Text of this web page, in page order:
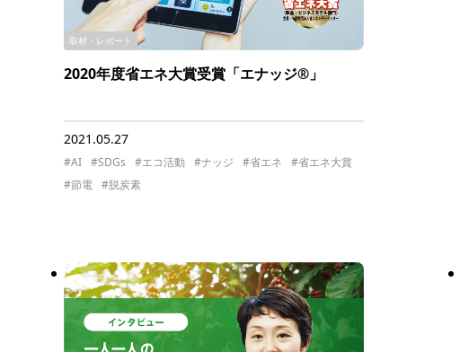
取材・レポート
2020年度省エネ大賞受賞「エナッジ®」
2021.05.27
#AI #SDGs #エコ活動 #ナッジ #省エネ
#省エネ大賞
#節電
#脱炭素